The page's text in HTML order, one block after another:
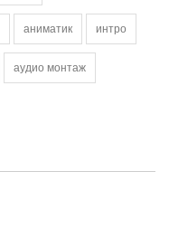
аниматик интро
аудио монтаж